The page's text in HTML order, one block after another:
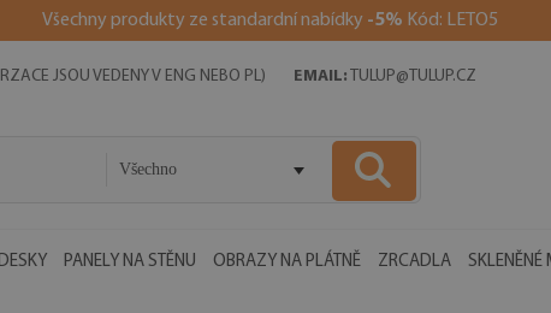
Všechny produkty ze standardní nabídky -5% Kód: LETO5
JSOU VEDENY V ENG NEBO PL) EMAIL: TULUP@TULUP.CZ
Všechno
PANELY NA STĚNU OBRAZY NA PLÁTNĚ ZRCADLA SKLENĚNÉ